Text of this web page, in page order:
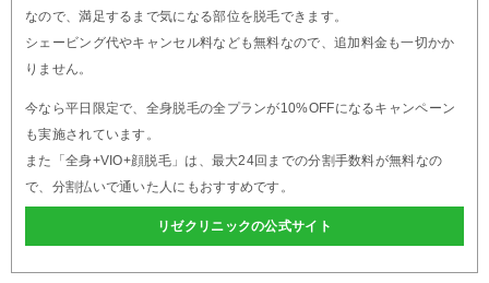
なので、満足するまで気になる部位を脱毛できます。
シェービング代やキャンセル料なども無料なので、追加料金も一切かか
りません。
今なら平日限定で、全身脱毛の全プランが10%OFFになるキャンペーン
も実施されています。
また「全身+VIO+顔脱毛」は、最大24回までの分割手数料が無料なの
で、分割払いで通いた人にもおすすめです。
リゼクリニックの公式サイト